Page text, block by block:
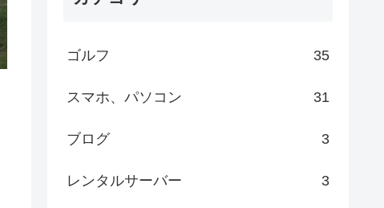
ゴルフ 35
スマホ、パソコン 31
ブログ 3
レンタルサーバー 3